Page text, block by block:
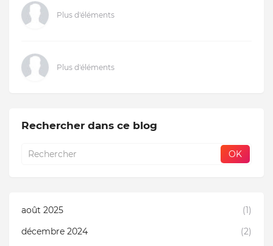
Plus d'éléments
Plus d'éléments
Rechercher dans ce blog
août 2025
(1)
décembre 2024
(2)